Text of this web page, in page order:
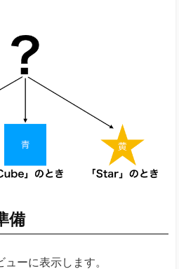
備
ーに表示します。